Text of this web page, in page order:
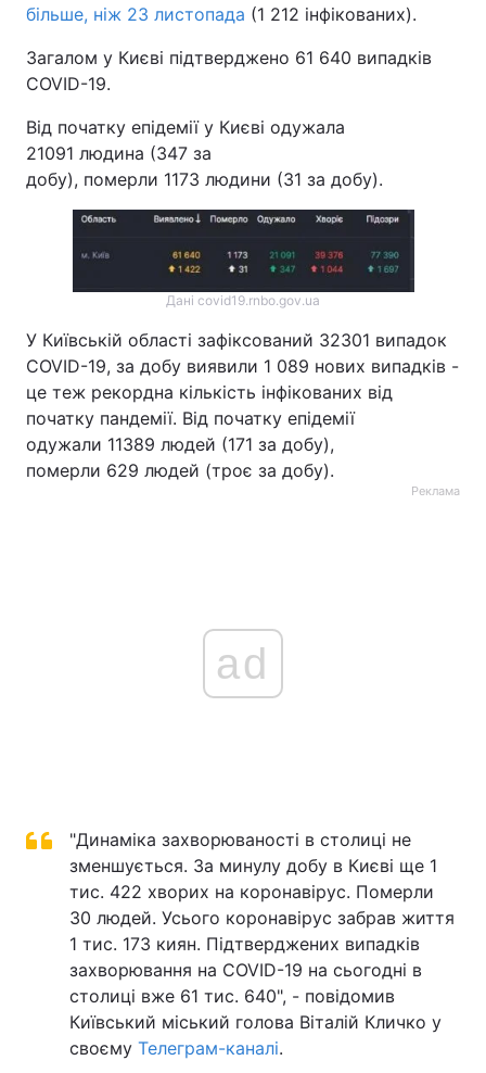
більше, ніж 23 листопада (1 212 інфікованих).
Загалом у Києві підтверджено 61 640 випадків
COVID-19.
Від початку епідемії у Києві одужала
21091 людина (347 за
добу), померли 1173 людини (31 за добу).
Дані covid19.rnbo.gov.ua
У Київській області зафіксований 32301 випадок
COVID-19, за добу виявили 1 089 нових випадків -
це теж рекордна кількість інфікованих від
початку пандемії. Від початку епідемії
одужали 11389 людей (171 за добу),
померли 629 людей (троє за добу).
Реклама
ad
"Динаміка захворюваності в столиці не
зменшується. За минулу добу в Києві ще 1
тис. 422 хворих на коронавірус. Померли
30 людей. Усього коронавірус забрав життя
1 тис. 173 киян. Підтверджених випадків
захворювання на COVID-19 на сьогодні в
столиці вже 61 тис. 640", - повідомив
Київський міський голова Віталій Кличко у
своєму Телеграм-каналі.